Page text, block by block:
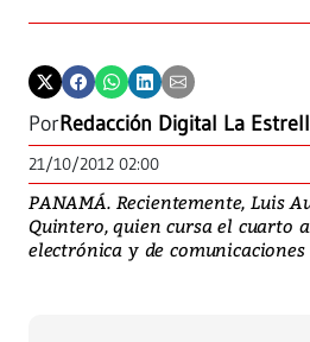
PorRedacción Digital La
21/10/2012 02:00
PANAMÁ. Recientemente, Luis
Quintero, quien cursa el cuarto
electrónica y de